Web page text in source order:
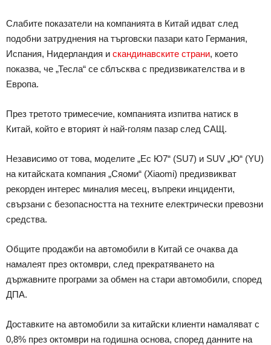
Слабите показатели на компанията в Китай идват след
подобни затруднения на търговски пазари като Германия,
Испания, Нидерландия и скандинавските страни, което
показва, че „Тесла“ се сблъсква с предизвикателства и в
Европа.
През третото тримесечие, компанията изпитва натиск в
Китай, който е вторият ѝ най-голям пазар след САЩ.
Независимо от това, моделите „Ес Ю7“ (SU7) и SUV „Ю“ (YU)
на китайската компания „Сяоми“ (Xiaomi) предизвикват
рекорден интерес миналия месец, въпреки инциденти,
свързани с безопасността на техните електрически превозни
средства.
Общите продажби на автомобили в Китай се очаква да
намалеят през октомври, след прекратяването на
държавните програми за обмен на стари автомобили, според
ДПА.
Доставките на автомобили за китайски клиенти намаляват с
0,8% през октомври на годишна основа, според данните на